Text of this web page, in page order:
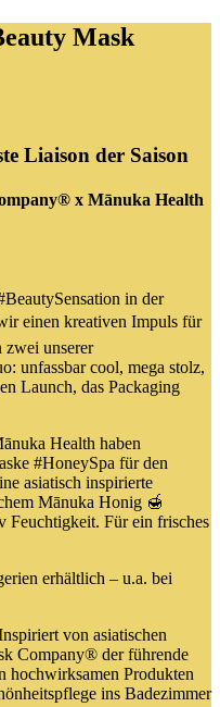
Mask
Liaison der Saison
x Mānuka Health
in der
einen kreativen Impuls für
zwei unserer
unfassbar cool, mega stolz,
Launch, das Packaging
Health haben
#HoneySpa für den
asiatisch inspirierte
Mānuka Honig 🍯
Feuchtigkeit. Für ein frisches
erhältlich – u.a. bei
von asiatischen
Company® der führende
hochwirksamen Produkten
ins Badezimmer